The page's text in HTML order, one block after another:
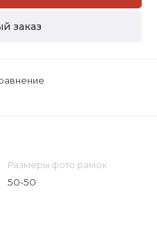
заказ
Размеры фото рамок
50-50